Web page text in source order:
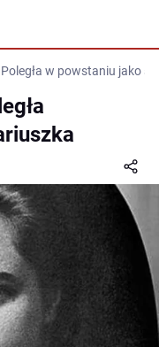
w powstaniu jako